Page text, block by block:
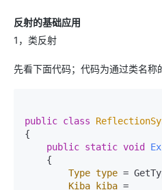
反射的基础应用
1，类反射
先看下面代码；代码为通过类名称
public class
{
public static void
Type type =
Kiba
kiba =